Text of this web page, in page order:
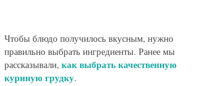
Чтобы блюдо получилось вкусным, нужно
правильно выбрать ингредиенты. Ранее мы
рассказывали, как выбрать качественную
куриную грудку.